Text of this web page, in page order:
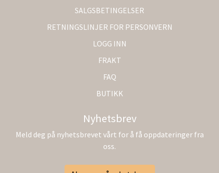
SALGSBETINGELSER
RETNINGSLINJER FOR PERSONVERN
LOGG INN
FRAKT
FAQ
BUTIKK
Nyhetsbrev
Meld deg på nyhetsbrevet vårt for å få oppdateringer fra
oss.